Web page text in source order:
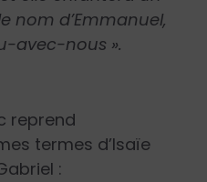
nom d’Emmanuel,
avec-nous ».
reprend
termes d’Isaïe
: